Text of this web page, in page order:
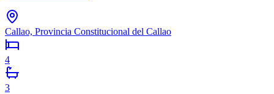
Callao, Provincia Constitucional del Callao
4
3